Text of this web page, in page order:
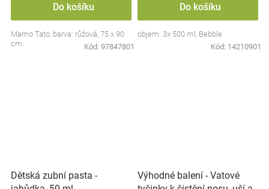
Do košíku
Mamo Tato, barva: růžová, 75 x 90
cm.
Kód: 97847801
Do košíku
objem: 3x 500 ml, Bebble
Kód: 14210901
Dětská zubní pasta -
Výhodné balení - Vatové